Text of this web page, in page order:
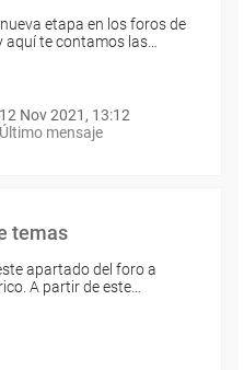
etapa en los foros de
aquí te contamos las…
12 Nov 2021, 13:12
Último mensaje
temas
apartado del foro a
A partir de este…